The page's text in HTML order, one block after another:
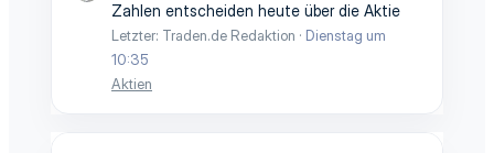
Zahlen entscheiden heute über die Aktie
Letzter: Traden.de Redaktion
Dienstag um
10:35
Aktien